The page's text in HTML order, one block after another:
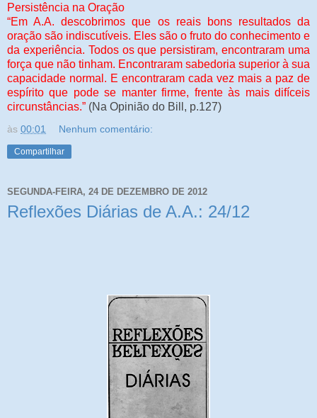
Persistência na Oração
“Em A.A. descobrimos que os reais bons resultados da
oração são indiscutíveis. Eles são o fruto do conhecimento e
da experiência. Todos os que persistiram, encontraram uma
força que não tinham. Encontraram sabedoria superior à sua
capacidade normal. E encontraram cada vez mais a paz de
espírito que pode se manter firme, frente às mais difíceis
circunstâncias.” (Na Opinião do Bill, p.127)
às 00:01 Nenhum comentário:
Compartilhar
SEGUNDA-FEIRA, 24 DE DEZEMBRO DE 2012
Reflexões Diárias de A.A.: 24/12